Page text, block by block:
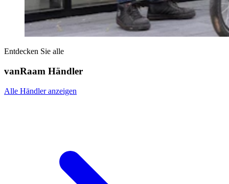
Entdecken Sie alle
vanRaam Händler
Alle Händler anzeigen